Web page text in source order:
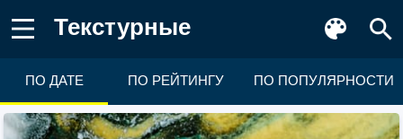
Текстурные
ПО ДАТЕ ПО РЕЙТИНГУ ПО ПОПУЛЯРНОСТИ